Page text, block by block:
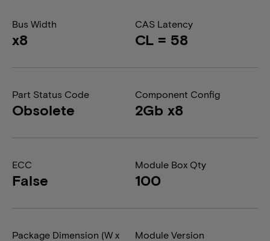
Bus Width
x8
CAS Latency
CL = 58
Part Status Code
Obsolete
Component Config
2Gb x8
ECC
False
Module Box Qty
100
Package Dimension (W x
Module Version